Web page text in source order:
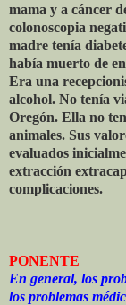
mama y a cáncer
colonoscopia
madre tenía
había muerto de
Era una
alcohol. No tenía
Oregón. Ella no
animales. Sus
evaluados
extracción
complicaciones.
PONENTE
En general, los
los problemas